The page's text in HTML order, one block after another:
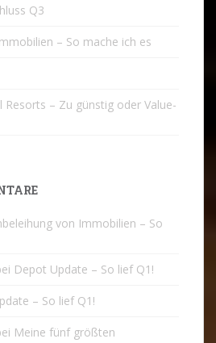
Q3
– So mache ich es
Resorts – Zu günstig oder Value-
von Immobilien – So
Depot Update – So lief Q1!
– So lief Q1!
Meine fünf größten